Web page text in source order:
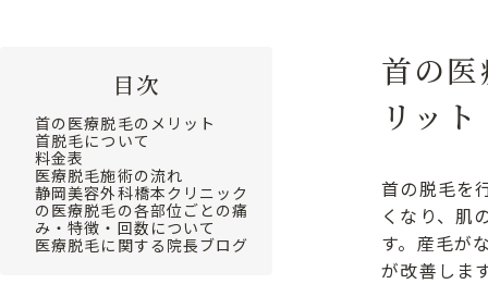
目次
首の医療脱毛のメリット
首脱毛について
料金表
医療脱毛施術の流れ
静岡美容外科橋本クリニック
の医療脱毛の各部位ごとの痛
み・特徴・回数について
医療脱毛に関する院長ブログ
首の
リット
首の脱毛を
くなり、肌
す。産毛が
が改善しま